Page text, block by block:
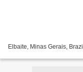
Elbaite, Minas Gerais, Brazil